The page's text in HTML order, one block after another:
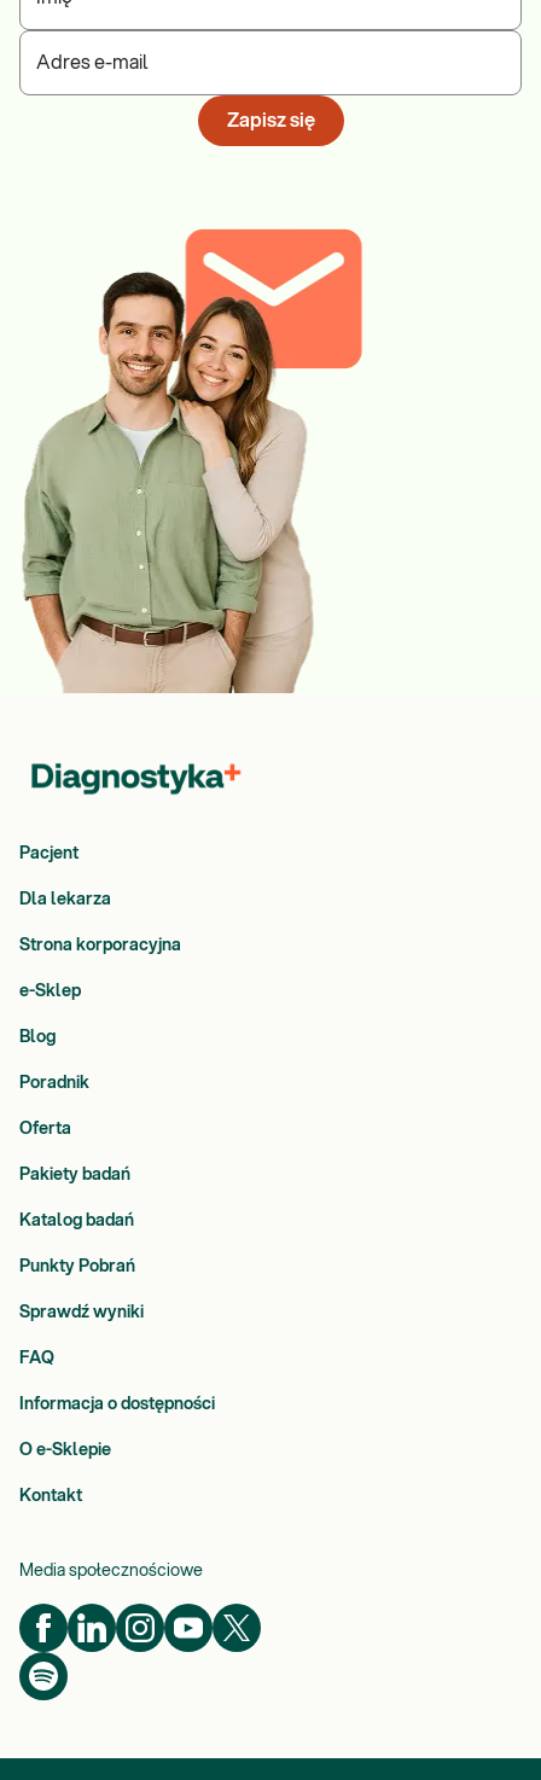
Adres e-mail
Zapisz się
Pacjent
Dla lekarza
Strona korporacyjna
e-Sklep
Blog
Poradnik
Oferta
Pakiety badań
Katalog badań
Punkty Pobrań
Sprawdź wyniki
FAQ
Informacja o dostępności
O e-Sklepie
Kontakt
Media społecznościowe